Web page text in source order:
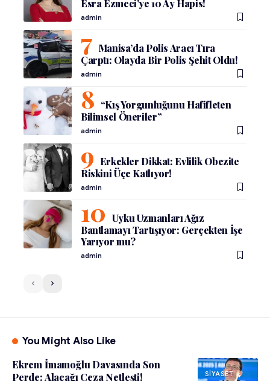
Esra Ezmeci’ye 10 Ay Hapis!
admin
Manisa’da Polis Aracı Tıra
Çarptı: Olayda Bir Polis Şehit Oldu!
admin
“Kış Yorgunluğunu Hafifleten
Bilimsel Öneriler”
admin
Erkekler Dikkat: Evlilik Obezite
Riskini Üçe Katlıyor!
admin
Uyku Uzmanları Ağız
Bantlamayı Tartışıyor: Gerçekten İşe
Yarıyor mu?
admin
You Might Also Like
SIYASET
Ekrem İmamoğlu Davasında Son
Perde: Alacağı Ceza Netleşti!